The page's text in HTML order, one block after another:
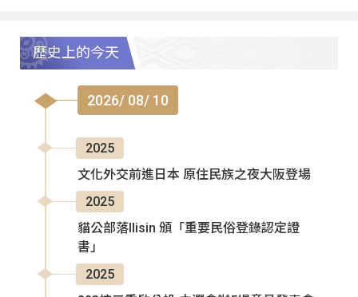
歷史上的今天
2026/ 08/ 10
2025
文化外交前進日本 原住民族之夜大阪登場
2025
貓公部落Ilisin 頒「重要民俗登錄認定證
書」
2025